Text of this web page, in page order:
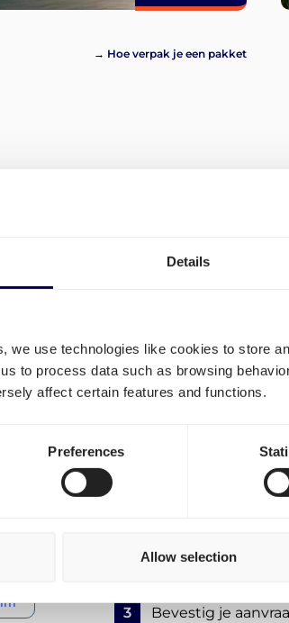
Details
we use technologies like cookies to store
to process data such as browsing
affect certain features and functions.
Preferences
Allow selection
→ Hoe verpak je een pakket
om
Hoe order je
an der Brenz?
3 Bevestig je